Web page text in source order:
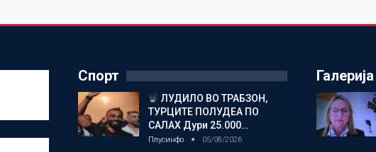
Спорт
ЛУДИЛО ВО ТРАБЗОН,
ТУРЦИТЕ ПОЛУДЕА ПО
САЛАХ Дури 25.000…
Плусинфо 05/08/2026
Галерија